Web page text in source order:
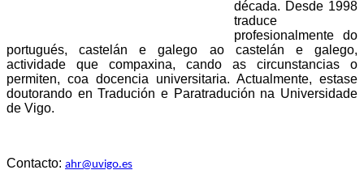
década. Desde 1998
traduce
profesionalmente do
portugués, castelán e galego ao castelán e galego,
actividade que compaxina, cando as circunstancias o
permiten, coa docencia universitaria. Actualmente, estase
doutorando en Tradución e Paratradución na Universidade
de Vigo.
Contacto: ahr@uvigo.es